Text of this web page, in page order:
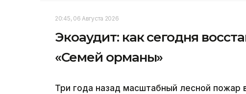
20:45, 06 Августа 2026
Экоаудит: как сегодня
«Семей орманы»
Три года назад масштабный лесной